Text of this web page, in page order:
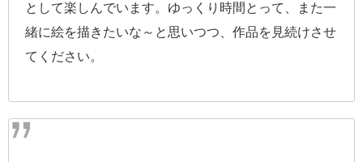
として楽しんでいます。ゆっくり時間とって、また一
緒に絵を描きたいな～と思いつつ、作品を見続けさせ
てください。